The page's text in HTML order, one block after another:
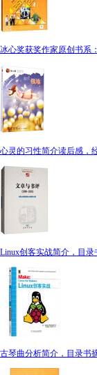
冰心奖获奖作家原创书系
心灵的习性简介读后感，
Linux创客实战简介，目录
古琴曲分析简介，目录书